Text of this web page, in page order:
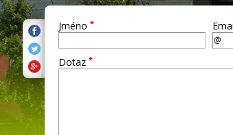
Jméno *
Dotaz *